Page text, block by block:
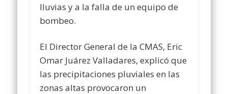
lluvias y a la falla de un equipo de
bombeo.
El Director General de la CMAS, Eric
Omar Juárez Valladares, explicó que
las precipitaciones pluviales en las
zonas altas provocaron un